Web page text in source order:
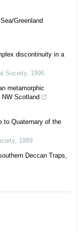
Greenland
discontinuity in a
Society, 1996
metamorphic
Scotland
to Quaternary of the
, 1989
Deccan Traps,